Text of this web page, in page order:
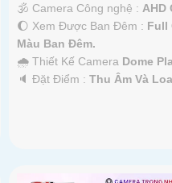
🕉️ Camera Công nghệ : AHD
🌔 Xem Được Ban Đêm : Full
Màu Ban Ðêm.
🌧️ Thiết Kế Camera Dome
️🔈 Đặt Điểm : Thu Âm Và